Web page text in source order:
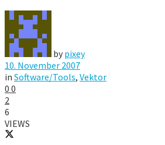
by pixey
10. November 2007
in Software/Tools, Vektor
0 0
2
6
VIEWS